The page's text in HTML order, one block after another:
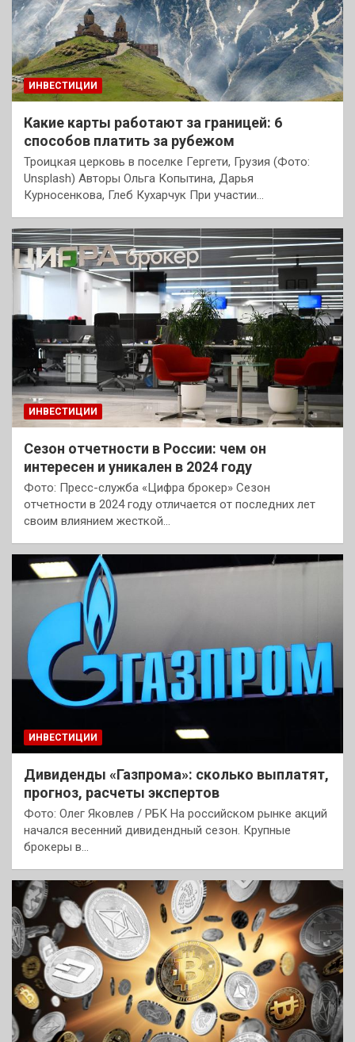
ИНВЕСТИЦИИ
Какие карты работают за границей: 6
способов платить за рубежом
Троицкая церковь в поселке Гергети, Грузия (Фото:
Unsplash) Авторы Ольга Копытина, Дарья
Курносенкова, Глеб Кухарчук При участии…
ИНВЕСТИЦИИ
Сезон отчетности в России: чем он
интересен и уникален в 2024 году
Фото: Пресс-служба «Цифра брокер» Сезон
отчетности в 2024 году отличается от последних лет
своим влиянием жесткой…
ИНВЕСТИЦИИ
Дивиденды «Газпрома»: сколько выплатят,
прогноз, расчеты экспертов
Фото: Олег Яковлев / РБК На российском рынке акций
начался весенний дивидендный сезон. Крупные
брокеры в…